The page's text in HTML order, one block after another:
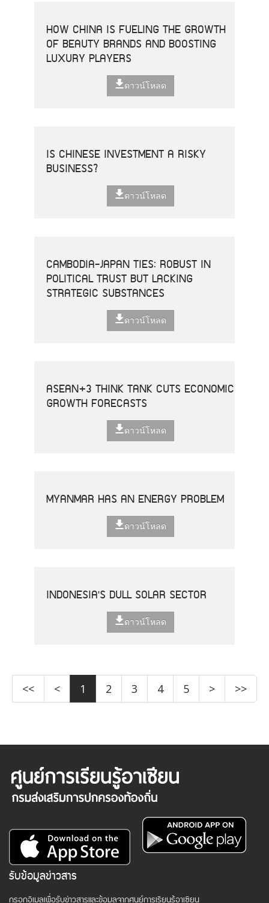
HOW CHINA IS FUELING THE GROWTH
OF BEAUTY BRANDS AND BOOSTING
LUXURY PLAYERS
ดาวน์โหลด
IS CHINESE INVESTMENT A RISKY
BUSINESS?
ดาวน์โหลด
CAMBODIA-JAPAN TIES: ROBUST IN
POLITICAL TRUST BUT LACKING
STRATEGIC SUBSTANCES
ดาวน์โหลด
ASEAN+3 THINK TANK CUTS ECONOMIC
GROWTH FORECASTS
ดาวน์โหลด
MYANMAR HAS AN ENERGY PROBLEM
ดาวน์โหลด
INDONESIA'S DULL SOLAR SECTOR
ดาวน์โหลด
<< < 1 2 3 4 5 > >>
รับข้อมูลข่าวสาร
กรอกอีเมลเพื่อรับข่าวสารและข้อมูลจากศูนย์การเรียนรู้อาเซียน